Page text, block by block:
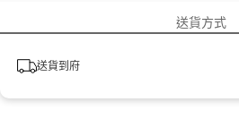
送貨方式
送貨到府